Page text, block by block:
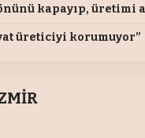
kapayıp, üretimi
üreticiyi korumuyor”